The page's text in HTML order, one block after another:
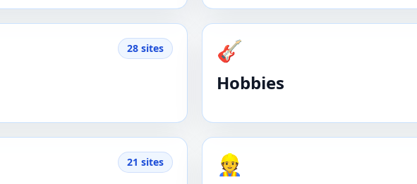
28 sites 🎸
Hobbies
21 sites 👷